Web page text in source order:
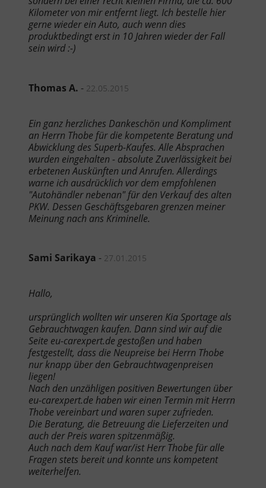
Kilometer von mir entfernt liegt. Ich bestelle hier
gerne wieder ein Auto, auch wenn dies
produktbedingt erst in 10 Jahren wieder der Fall
sein wird :-)
Thomas A. - 22.05.2015
Ein ganz herzliches Dankeschön und Kompliment
an Herrn Thobe für die kompetente Beratung und
Abwicklung des Superb-Kaufes. Alle Absprachen
wurden eingehalten - absolute Zuverlässigkeit bei
erbetenen Auskünften und Anrufen. Allerdings
warne ich ausdrücklich vor dem empfohlenen
"Autohändler nebenan" für den Verkauf des alten
PKW. Dessen Geschäftsgebaren grenzen meiner
Meinung nach ans Kriminelle.
Sami Sarikaya - 27.01.2015
Hallo,
ursprünglich wollten wir unseren Kia Sportage als
Gebrauchtwagen kaufen. Dann sind wir auf die
Seite eu-carexpert.de gestoßen und haben
festgestellt, dass die Neupreise bei Herrn Thobe
nur knapp über den Gebrauchtwagenpreisen
liegen!
Nach den unzähligen positiven Bewertungen über
eu-carexpert.de haben wir einen Termin mit Herrn
Thobe vereinbart und waren super zufrieden.
Die Beratung, die Betreuung die Lieferzeiten und
auch der Preis waren spitzenmäßig.
Auch nach dem Kauf war/ist Herr Thobe für alle
Fragen stets bereit und konnte uns kompetent
weiterhelfen.